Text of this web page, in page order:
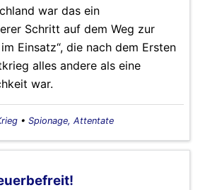
war das ein
Schritt auf dem Weg zur
Einsatz“, die nach dem Ersten
alles andere als eine
war.
• Spionage, Attentate